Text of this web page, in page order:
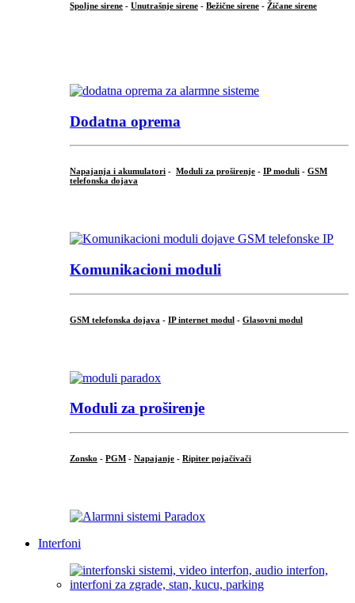
Spoljne sirene - Unutrašnje sirene - Bežične sirene - Žičane sirene
Dodatna oprema
Napajanja i akumulatori - Moduli za proširenje - IP moduli - GSM
telefonska dojava
Komunikacioni moduli
GSM telefonska dojava - IP internet modul - Glasovni modul
Moduli za proširenje
Zonsko - PGM - Napajanje - Ripiter pojačivači
Interfoni